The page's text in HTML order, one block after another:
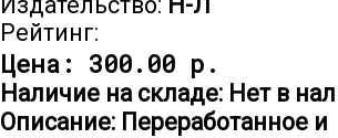
Рейтинг:
Цена: 300.00 р.
Наличие на складе: Нет в
Описание: Переработанное и